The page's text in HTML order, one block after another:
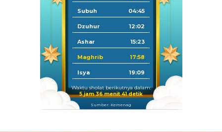
Subuh 04:45
Dzuhur 12:02
Ashar 15:23
Maghrib 17:58
Isya 19:09
Waktu sholat berikutnya dalam:
5 jam 36 menit 41 detik
Sumber: Kemenag